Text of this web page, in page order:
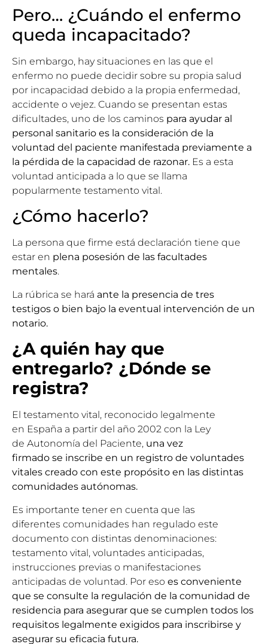
Pero… ¿Cuándo el enfermo
queda incapacitado?
Sin embargo, hay situaciones en las que el
enfermo no puede decidir sobre su propia salud
por incapacidad debido a la propia enfermedad,
accidente o vejez. Cuando se presentan estas
dificultades, uno de los caminos para ayudar al
personal sanitario es la consideración de la
voluntad del paciente manifestada previamente a
la pérdida de la capacidad de razonar. Es a esta
voluntad anticipada a lo que se llama
popularmente testamento vital.
¿Cómo hacerlo?
La persona que firme está declaración tiene que
estar en plena posesión de las facultades
mentales.
La rúbrica se hará ante la presencia de tres
testigos o bien bajo la eventual intervención de un
notario.
¿A quién hay que
entregarlo? ¿Dónde se
registra?
El testamento vital, reconocido legalmente
en España a partir del año 2002 con la Ley
de Autonomía del Paciente, una vez
firmado se inscribe en un registro de voluntades
vitales creado con este propósito en las distintas
comunidades autónomas.
Es importante tener en cuenta que las
diferentes comunidades han regulado este
documento con distintas denominaciones:
testamento vital, voluntades anticipadas,
instrucciones previas o manifestaciones
anticipadas de voluntad. Por eso es conveniente
que se consulte la regulación de la comunidad de
residencia para asegurar que se cumplen todos los
requisitos legalmente exigidos para inscribirse y
asegurar su eficacia futura.